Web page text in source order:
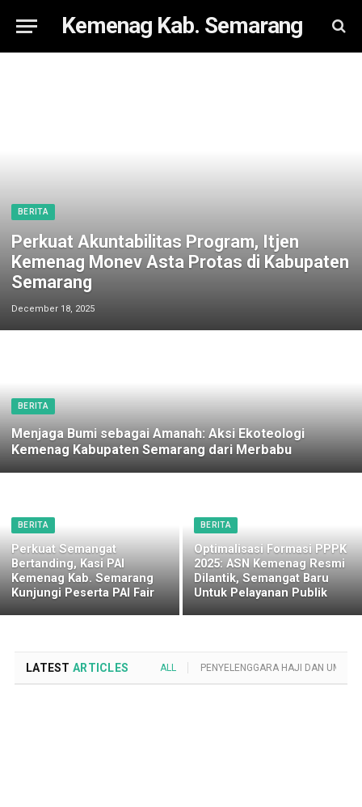
Kemenag Kab. Semarang
BERITA
Perkuat Akuntabilitas Program, Itjen
Kemenag Monev Asta Protas di Kabupaten
Semarang
December 18, 2025
BERITA
Menjaga Bumi sebagai Amanah: Aksi Ekoteologi
Kemenag Kabupaten Semarang dari Merbabu
BERITA
Perkuat Semangat
Bertanding, Kasi PAI
Kemenag Kab. Semarang
Kunjungi Peserta PAI Fair
BERITA
Optimalisasi Formasi PPPK
2025: ASN Kemenag Resmi
Dilantik, Semangat Baru
Untuk Pelayanan Publik
LATEST ARTICLES ALL PENYELENGGARA HAJI DAN UMROH